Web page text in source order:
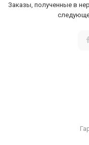
Заказы, полученные в